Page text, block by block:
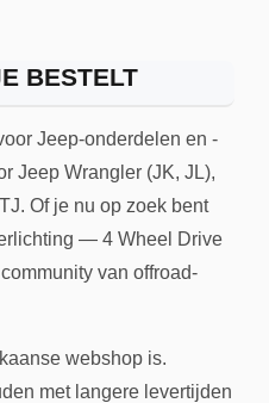
BESTELT
Jeep-onderdelen en -
Jeep Wrangler (JK, JL),
Of je nu op zoek bent
— 4 Wheel Drive
van offroad-
webshop is.
met langere levertijden